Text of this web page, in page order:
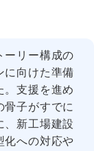
リー構成の
に向けた準備
。支援を進め
骨子がすでに
、新工場建設
化への対応や